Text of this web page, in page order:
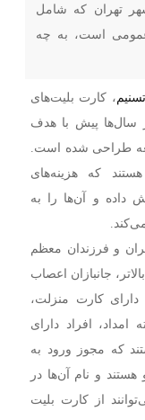
تهران که شامل
عمومی است، به چه
، کارت بلیت‌های
سال‌ها پیش با هدف
طراحی شده است.
که هزینه‌های
داده و آن‌ها را به
و فرزندان معظم
جانبازی ۲۵ درصد و بالاتر، جانبازان اعصاب
کارت منزلت،
امداد، افراد دارای
که مجوز ورود به
و نام آن‌ها در
از کارت بلیت